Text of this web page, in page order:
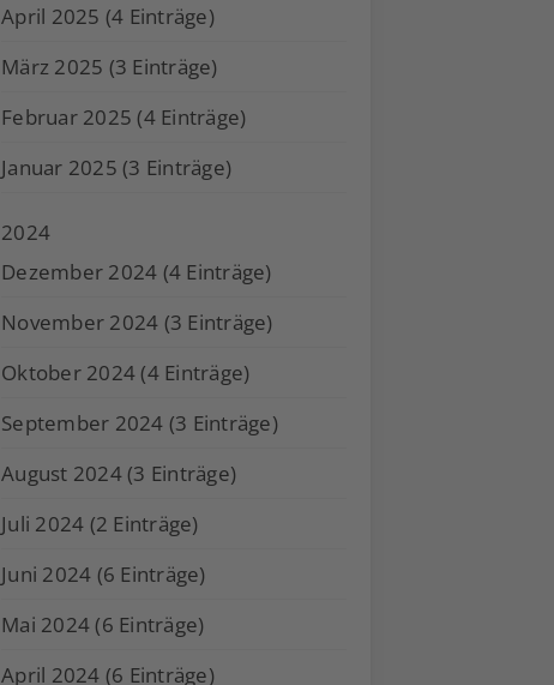
April 2025 (4 Einträge)
März 2025 (3 Einträge)
Februar 2025 (4 Einträge)
Januar 2025 (3 Einträge)
2024
Dezember 2024 (4 Einträge)
November 2024 (3 Einträge)
Oktober 2024 (4 Einträge)
September 2024 (3 Einträge)
August 2024 (3 Einträge)
Juli 2024 (2 Einträge)
Juni 2024 (6 Einträge)
Mai 2024 (6 Einträge)
April 2024 (6 Einträge)